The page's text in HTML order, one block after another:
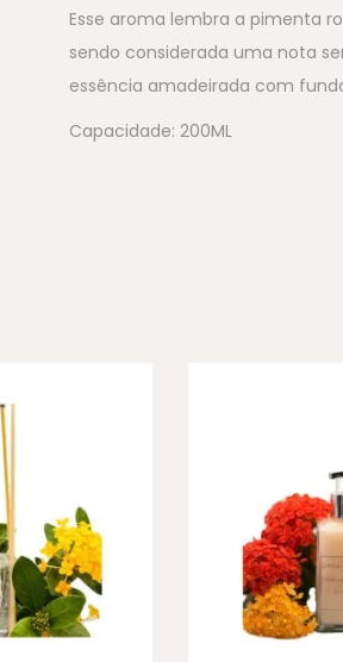
Esse aroma lembra a pimenta
sendo considerada uma nota
essência amadeirada com
Capacidade: 200ML